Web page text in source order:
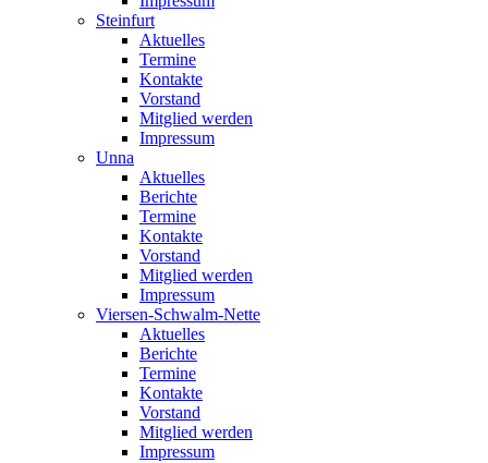
Steinfurt
Aktuelles
Termine
Kontakte
Vorstand
Mitglied werden
Impressum
Unna
Aktuelles
Berichte
Termine
Kontakte
Vorstand
Mitglied werden
Impressum
Viersen-Schwalm-Nette
Aktuelles
Berichte
Termine
Kontakte
Vorstand
Mitglied werden
Impressum